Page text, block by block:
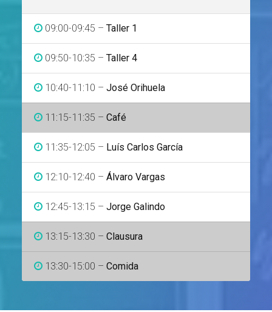
09:00-09:45 – Taller 1
09:50-10:35 – Taller 4
10:40-11:10 – José Orihuela
11:15-11:35 – Café
11:35-12:05 – Luís Carlos García
12:10-12:40 – Álvaro Vargas
12:45-13:15 – Jorge Galindo
13:15-13:30 – Clausura
13:30-15:00 – Comida